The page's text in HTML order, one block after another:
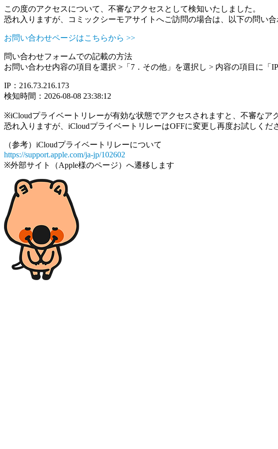
この度のアクセスについて、不審なアクセスとして検知いたしました。
恐れ入りますが、コミックシーモアサイトへご訪問の場合は、以下の問い
お問い合わせページはこちらから >>
問い合わせフォームでの記載の方法
お問い合わせ内容の項目を選択 >「7．その他」を選択し > 内容の項目に「
IP：216.73.216.173
検知時間：2026-08-08 23:38:12
※iCloudプライベートリレーが有効な状態でアクセスされますと、不審なア
恐れ入りますが、iCloudプライベートリレーはOFFに変更し再度お試しくだ
（参考）iCloudプライベートリレーについて
https://support.apple.com/ja-jp/102602
※外部サイト（Apple様のページ）へ遷移します